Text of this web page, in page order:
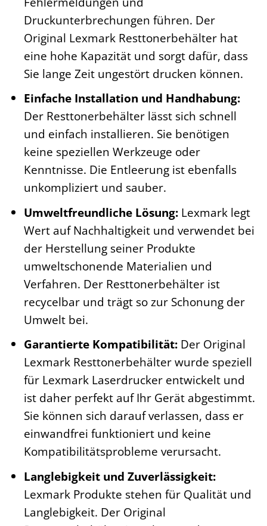
Druckunterbrechungen führen. Der
Original Lexmark Resttonerbehälter hat
eine hohe Kapazität und sorgt dafür, dass
Sie lange Zeit ungestört drucken können.
Einfache Installation und Handhabung:
Der Resttonerbehälter lässt sich schnell
und einfach installieren. Sie benötigen
keine speziellen Werkzeuge oder
Kenntnisse. Die Entleerung ist ebenfalls
unkompliziert und sauber.
Umweltfreundliche Lösung:Lexmark legt
Wert auf Nachhaltigkeit und verwendet bei
der Herstellung seiner Produkte
umweltschonende Materialien und
Verfahren. Der Resttonerbehälter ist
recycelbar und trägt so zur Schonung der
Umwelt bei.
Garantierte Kompatibilität:Der Original
Lexmark Resttonerbehälter wurde speziell
für Lexmark Laserdrucker entwickelt und
ist daher perfekt auf Ihr Gerät abgestimmt.
Sie können sich darauf verlassen, dass er
einwandfrei funktioniert und keine
Kompatibilitätsprobleme verursacht.
Langlebigkeit und Zuverlässigkeit:
Lexmark Produkte stehen für Qualität und
Langlebigkeit. Der Original